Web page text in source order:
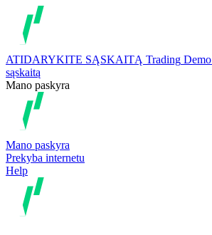
ATIDARYKITE SĄSKAITĄ Trading Demo
sąskaitą
Mano paskyra
Mano paskyra
Prekyba internetu
Help